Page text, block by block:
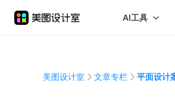
AI工具
美图设计室 文章专栏 平面设计